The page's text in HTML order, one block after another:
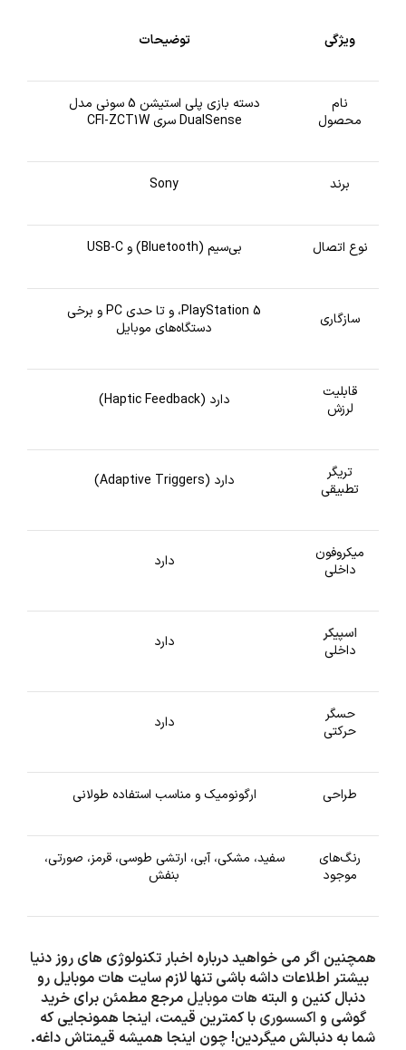
ویژگی توضیحات
نام
محصول
دسته بازی پلی استیشن 5 سونی مدل
DualSense سری CFI-ZCT1W
برند Sony
نوع اتصال بی‌سیم (Bluetooth) و USB-C
سازگاری
PlayStation 5، و تا حدی PC و برخی
دستگاه‌های موبایل
قابلیت
لرزش
دارد (Haptic Feedback)
تریگر
تطبیقی
دارد (Adaptive Triggers)
میکروفون
داخلی
دارد
اسپیکر
داخلی
دارد
حسگر
حرکتی
دارد
طراحی ارگونومیک و مناسب استفاده طولانی
رنگ‌های
موجود
سفید، مشکی، آبی، ارتشی طوسی، قرمز، صورتی،
بنفش
همچنین اگر می خواهید درباره اخبار تکنولوژی های روز دنیا
بیشتر اطلاعات داشه باشی تنها لازم سایت هات موبایل رو
دنبال کنین و البته هات موبایل مرجع مطمئن برای خرید
گوشی و اکسسوری با کمترین قیمت، اینجا همونجایی که
شما به دنبالش میگردین! چون اینجا همیشه قیمتاش داغه.